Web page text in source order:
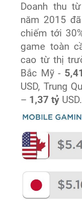
Doanh thu
năm 2015
chiếm tới
game toàn
cao từ thị
Bắc Mỹ -
USD, Trung
– 1,37 tỷ USD.